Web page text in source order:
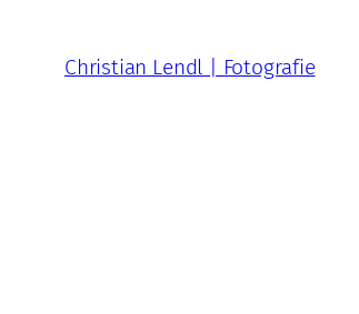
springen
Christian Lendl | Fotografie